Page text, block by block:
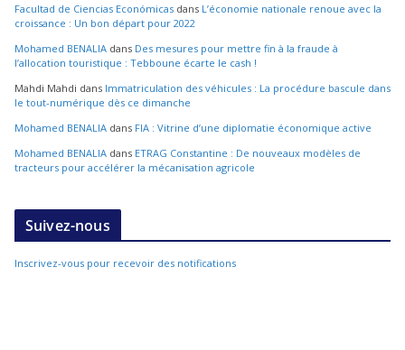
Facultad de Ciencias Económicas dans L’économie nationale renoue avec la
croissance : Un bon départ pour 2022
Mohamed BENALIA dans Des mesures pour mettre fin à la fraude à
l’allocation touristique : Tebboune écarte le cash !
Mahdi Mahdi dans Immatriculation des véhicules : La procédure bascule dans
le tout-numérique dès ce dimanche
Mohamed BENALIA dans FIA : Vitrine d’une diplomatie économique active
Mohamed BENALIA dans ETRAG Constantine : De nouveaux modèles de
tracteurs pour accélérer la mécanisation agricole
Suivez-nous
Inscrivez-vous pour recevoir des notifications